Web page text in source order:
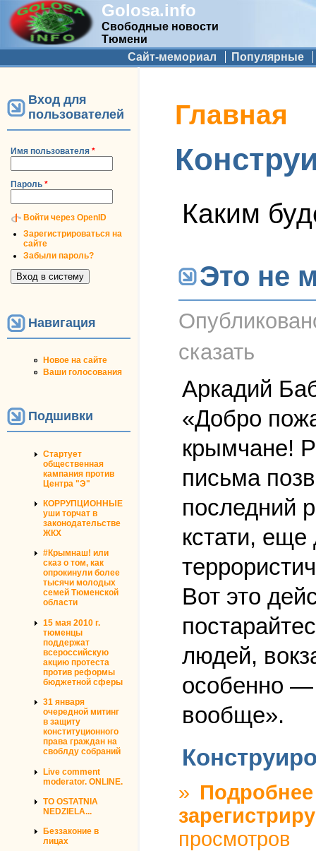
Golosa.info
Свободные новости
Тюмени
Дополнительное меню
Сайт-мемориал Популярные
Вход для
пользователей
Имя пользователя *
Пароль *
Войти через OpenID
Зарегистрироваться на
сайте
Забыли пароль?
Навигация
Новое на сайте
Ваши голосования
Подшивки
Стартует
общественная
кампания против
Центра "Э"
КОРРУПЦИОННЫЕ
уши торчат в
законодательстве
ЖКХ
#Крымнаш! или
сказ о том, как
опрокинули более
тысячи молодых
семей Тюменской
области
15 мая 2010 г.
тюменцы
поддержат
всероссийскую
акцию протеста
против реформы
бюджетной сферы
31 января
очередной митинг
в защиту
конституционного
права граждан на
своблду собраний
Live comment
moderator. ONLINE.
TO OSTATNIA
NEDZIELA...
Беззаконие в
лицах
Вы здесь
Главная
Каким
Это не
сказать
Аркадий
«Добро
крымчане!
письма
последний
кстати,
Вот это
людей,
особенно —
вообще».
» Подробнее
просмотров